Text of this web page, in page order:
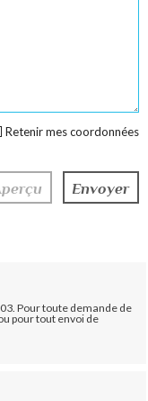
Retenir mes coordonnées
Pour toute demande de
pour tout envoi de